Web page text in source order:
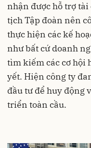
nhận được hỗ trợ
tịch Tập đoàn nên
thực hiện các kế
như bất cứ doanh
tìm kiếm các cơ hội
yết. Hiện công ty
đầu tư để huy động
triển toàn cầu.